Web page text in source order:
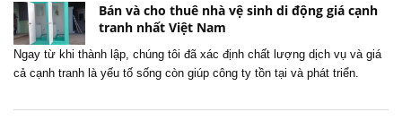
Bán và cho thuê nhà vệ sinh di động giá cạnh
tranh nhất Việt Nam
Ngay từ khi thành lập, chúng tôi đã xác định chất lượng dịch vụ và giá
cả cạnh tranh là yếu tố sống còn giúp công ty tồn tại và phát triển.